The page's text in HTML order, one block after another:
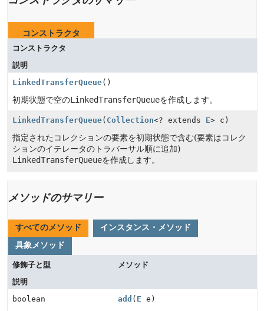
コンストラクタ
コンストラクタ
説明
LinkedTransferQueue()
初期状態で空のLinkedTransferQueueを作成します。
LinkedTransferQueue( Collection<? extends E> c)
指定されたコレクションの要素を初期状態で含む(要素はコレク
ションのイテレータのトラバーサル順に追加)
LinkedTransferQueueを作成します。
メソッドのサマリー
すべてのメソッド
インスタンス・メソッド
具象メソッド
修飾子と型
メソッド
説明
boolean
add ( E e)